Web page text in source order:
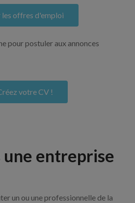
les offres d'emploi
pour postuler aux annonces
votre CV !
une entreprise
un ou une professionnelle de la